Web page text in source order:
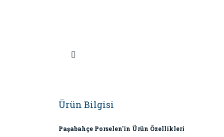
Ürün Bilgisi
Paşabahçe Porselen'in Ürün Özellikleri